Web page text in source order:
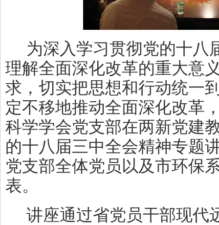
为深入学习贯彻党的十八
理解全面深化改革的重大意
求，切实把思想和行动统一
定不移地推动全面深化改革
科学学会党支部在两新党建
的十八届三中全会精神专题
党支部全体党员以及市环保
表。
讲座通过省党员干部现代